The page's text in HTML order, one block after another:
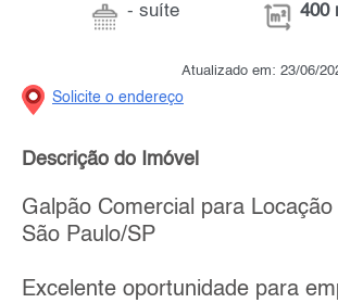
- suíte 400
Atualizado em: 23/06/
Solicite o endereço
Descrição do Imóvel
Galpão Comercial para Locação
São Paulo/SP
Excelente oportunidade para